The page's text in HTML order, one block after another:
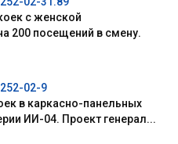
с женской
200 посещений в смену.
02-9
в каркасно-панельных
ИИ-04. Проект генерал...